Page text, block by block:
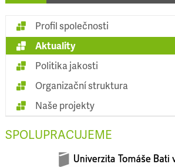
Profil společnosti
Aktuality
Politika jakosti
Organizační struktura
Naše projekty
SPOLUPRACUJEME